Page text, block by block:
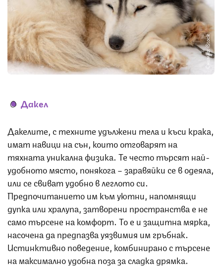
Снимка: iStock
Дакел
Дакелите, с техните удължени тела и къси крака,
имат навици на сън, които отговарят на
тяхната уникална физика. Те често търсят най-
удобното място, понякога – заравяйки се в одеяла,
или се свиват удобно в леглото си.
Предпочитанието им към уютни, напомнящи
дупка или хралупа, затворени пространства е не
само търсене на комфорт. То е и защитна мярка,
насочена да предпазва уязвимия им гръбнак.
Истинктивно поведение, комбинирано с търсене
на максимално удобна поза за сладка дрямка.